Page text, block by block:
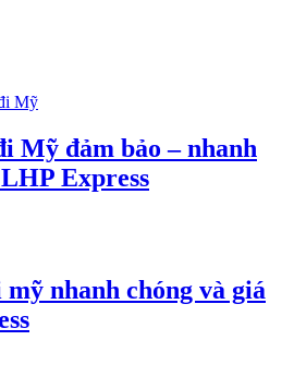
Mỹ đảm bảo – nhanh
Express
nhanh chóng và giá